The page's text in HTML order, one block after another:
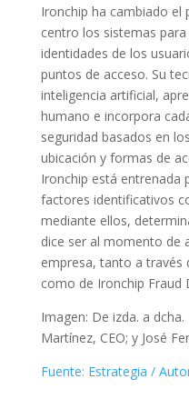
Ironchip ha cambiado el
centro los sistemas
identidades de los
puntos de acceso. Su
inteligencia artificial,
humano e incorpora
seguridad basados en
ubicación y formas de
Ironchip está entrenada
factores identificativos
mediante ellos,
dice ser al momento de
empresa, tanto a través
como de Ironchip Fraud
Imagen: De izda. a
Martínez, CEO; y José
Fuente: Estrategia /